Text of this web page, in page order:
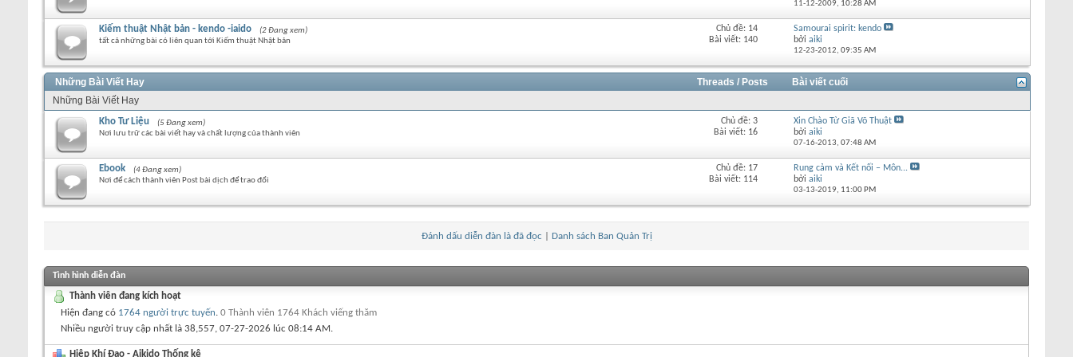
11-12-2009, 10:28 AM
Kiếm thuật Nhật bản - kendo -iaido
(2 Đang xem)
tất cả những bài có liên quan tới Kiếm thuật Nhật bản
Chủ đề: 14
Bài viết: 140
Samourai spirit: kendo
bởi aiki
12-23-2012, 09:35 AM
Những Bài Viết Hay Threads / Posts
Bài viết cuối
Những Bài Viết Hay
Kho Tư Liệu
(5 Đang xem)
Nơi lưu trữ các bài viết hay và chất lượng của thành viên
Chủ đề: 3
Bài viết: 16
Xin Chào Từ Giã Võ Thuật
bởi aiki
07-16-2013, 07:48 AM
Ebook
(4 Đang xem)
Nơi để cách thành viên Post bài dịch để trao đổi
Chủ đề: 17
Bài viết: 114
Rung cảm và Kết nối – Môn...
bởi aiki
03-13-2019, 11:00 PM
Đánh dấu diễn đàn là đã đọc Danh sách Ban Quản Trị
Tình hình diễn đàn
Thành viên đang kích hoạt
Hiện đang có 1764 người trực tuyến. 0 Thành viên 1764 Khách viếng thăm
Nhiều người truy cập nhất là 38,557, 07-27-2026 lúc 08:14 AM.
Hiệp Khí Đạo - Aikido Thống kê